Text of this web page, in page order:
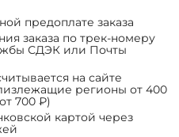
предоплате заказа
заказа по трек-номеру
СДЭК или Почты
на сайте
регионы от 400
700 ₽)
картой через